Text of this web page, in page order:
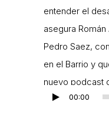
entender el
asegura
Pedro Saez,
en el Barrio y
nuevo podcast
Reproductor
00:00